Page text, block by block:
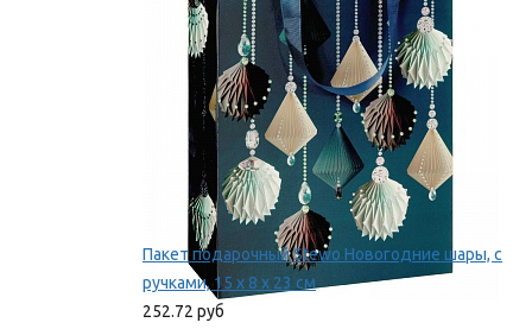
Пакет подарочный Stewo Новогодние шары, с
ручками, 15 х 8 х 23 см
252.72 руб